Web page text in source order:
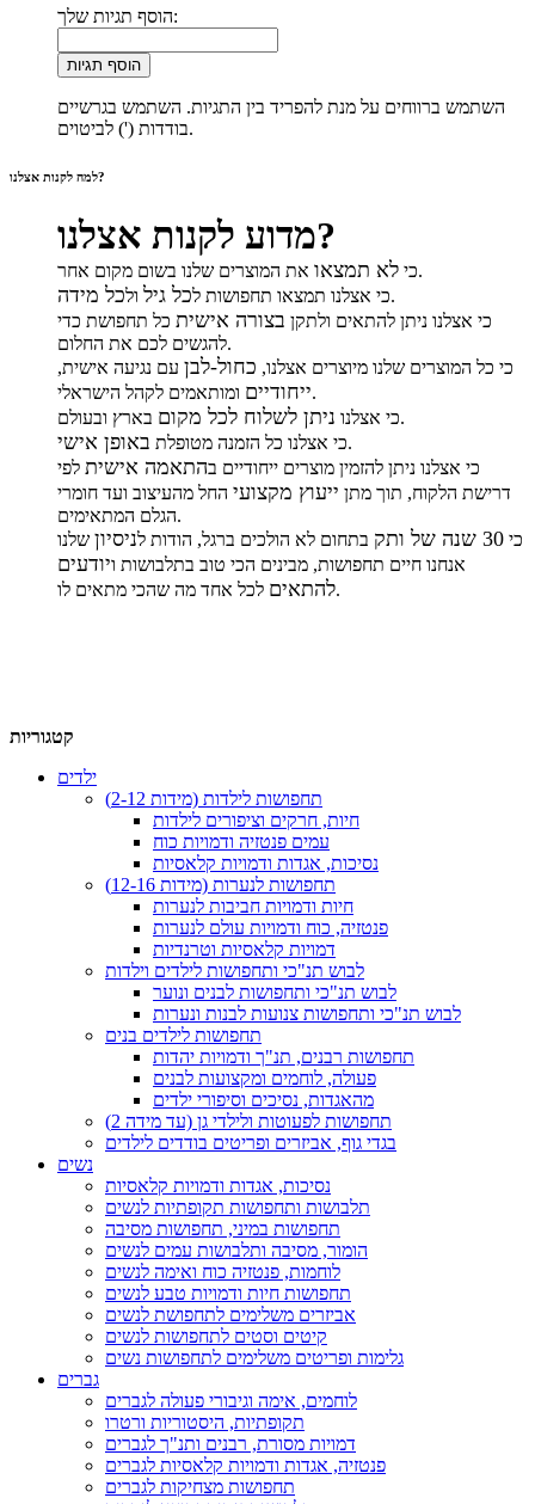
הוסף תגיות שלך:
הוסף תגיות
השתמש ברווחים על מנת להפריד בין התגיות. השתמש בגרשיים
בודדות (') לביטוים.
למה לקנות אצלנו?
מדוע לקנות אצלנו?
כי לא תמצאו
את המוצרים שלנו בשום מקום אחר.
כי אצלנו תמצאו תחפושות לכל גיל ולכל מידה
.
כי אצלנו ניתן להתאים ולתקן בצורה אישית כל תחפושת כדי
להגשים לכם את החלום.
כי כל המוצרים שלנו מיוצרים אצלנו, כחול-לבן עם נגיעה אישית,
ייחודייםומותאמים לקהל הישראלי.
כי אצלנו ניתן לשלוח לכל מקום
בארץ ובעולם.
כי אצלנו כל הזמנה מטופלת באופן אישי
.
כי אצלנו ניתן להזמין מוצרים ייחודיים בהתאמה אישית לפי
דרישת הלקוח, תוך מתן ייעוץ מקצועי החל מהעיצוב ועד חומרי
הגלם המתאימים.
כי 30 שנה של ותק בתחום לא הולכים ברגל, הודות לניסיון שלנו
אנחנו חיים תחפושות, מבינים הכי טוב בתלבושות ויודעים
להתאיםלכל אחד מה שהכי מתאים לו.
קטגוריות
ילדים
תחפושות לילדות (מידות 2-12)
חיות, חרקים וציפורים לילדות
עמים פנטזיה ודמויות כוח
נסיכות, אגדות ודמויות קלאסיות
תחפושות לנערות (מידות 12-16)
חיות ודמויות חביבות לנערות
פנטזיה, כוח ודמויות עולם לנערות
דמויות קלאסיות וטרנדיות
לבוש תנ"כי ותחפושות לילדים וילדות
לבוש תנ"כי ותחפושות לבנים ונוער
לבוש תנ"כי ותחפושות צנועות לבנות ונערות
תחפושות לילדים בנים
תחפושות רבנים, תנ"ך ודמויות יהדות
פעולה, לוחמים ומקצועות לבנים
מהאגדות, נסיכים וסיפורי ילדים
תחפושות לפעוטות ולילדי גן (עד מידה 2)
בגדי גוף, אביזרים ופריטים בודדים לילדים
נשים
נסיכות, אגדות ודמויות קלאסיות
תלבושות ותחפושות תקופתיות לנשים
תחפושות במיני, תחפושות מסיבה
הומור, מסיבה ותלבושות עמים לנשים
לוחמות, פנטזיה כוח ואימה לנשים
תחפושות חיות ודמויות טבע לנשים
אביזרים משלימים לתחפושת לנשים
קיטים וסטים לתחפושות לנשים
גלימות ופריטים משלימים לתחפושות נשים
גברים
לוחמים, אימה וגיבורי פעולה לגברים
תקופתיות, היסטוריות ורטרו
דמויות מסורת, רבנים ותנ"ך לגברים
פנטזיה, אגדות ודמויות קלאסיות לגברים
תחפושות מצחיקות לגברים